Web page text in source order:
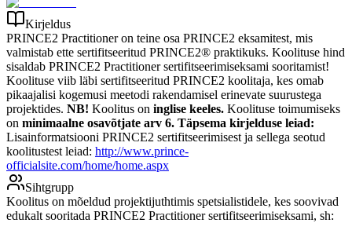
Kirjeldus
PRINCE2 Practitioner on teine osa PRINCE2 eksamitest, mis
valmistab ette sertifitseeritud PRINCE2® praktikuks. Koolituse hind
sisaldab PRINCE2 Practitioner sertifitseerimiseksami sooritamist!
Koolituse viib läbi sertifitseeritud PRINCE2 koolitaja, kes omab
pikaajalisi kogemusi meetodi rakendamisel erinevate suurustega
projektides. NB! Koolitus on inglise keeles. Koolituse toimumiseks
on minimaalne osavõtjate arv 6. Täpsema kirjelduse leiad:
Lisainformatsiooni PRINCE2 sertifitseerimisest ja sellega seotud
koolitustest leiad: http://www.prince-
officialsite.com/home/home.aspx
Sihtgrupp
Koolitus on mõeldud projektijuthtimis spetsialistidele, kes soovivad
edukalt sooritada PRINCE2 Practitioner sertifitseerimiseksami, sh: